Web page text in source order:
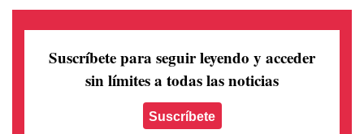
Suscríbete para seguir leyendo y acceder
sin límites a todas las noticias
Suscríbete